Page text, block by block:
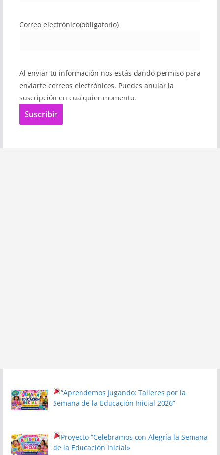
Correo electrónico(obligatorio)
Al enviar tu información nos estás dando permiso para
enviarte correos electrónicos. Puedes anular la
suscripción en cualquier momento.
Suscribir
“Aprendemos Jugando: Talleres por la
Semana de la Educación Inicial 2026”
Proyecto“Celebramos con Alegría la Semana
de la Educación Inicial»